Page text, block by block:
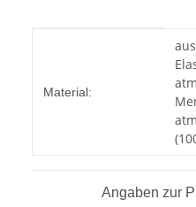
Material:
Angaben zur